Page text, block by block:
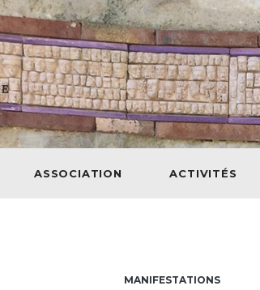
ASSOCIATION ACTIVITÉS
MANIFESTATIONS